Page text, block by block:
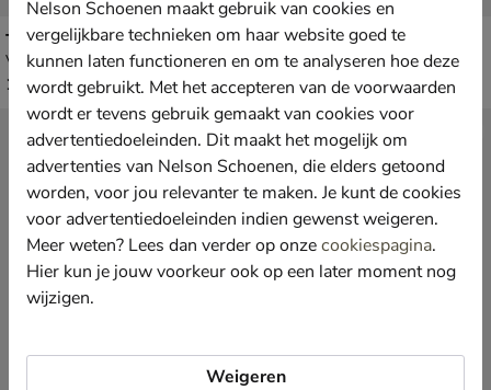
Timberland Waximum
Verzorgingsproducten
€ 11,99
11,99
Timberland Dry Cleaning Kit
Verzorgingsproducten
€ 7,99
7,99
Nelson Schoenen maakt gebruik van cookies en
vergelijkbare technieken om haar website goed te
kunnen laten functioneren en om te analyseren hoe deze
wordt gebruikt. Met het accepteren van de voorwaarden
wordt er tevens gebruik gemaakt van cookies voor
advertentiedoeleinden. Dit maakt het mogelijk om
advertenties van Nelson Schoenen, die elders getoond
worden, voor jou relevanter te maken. Je kunt de cookies
voor advertentiedoeleinden indien gewenst weigeren.
Meer weten? Lees dan verder op onzecookiespagina.
Hier kun je jouw voorkeur ook op een later moment nog
wijzigen.
Weigeren